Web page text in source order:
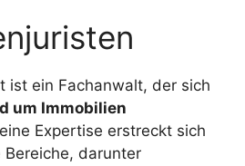
ist ein Fachanwalt, der sich
um Immobilien
Expertise erstreckt sich
darunter